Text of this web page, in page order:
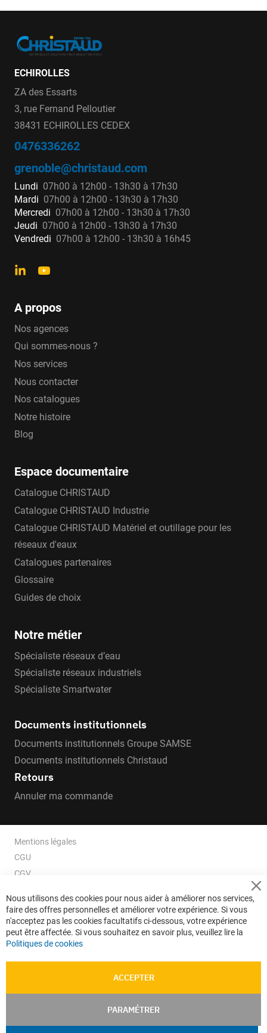
ECHIROLLES
ZA des Essarts
3, rue Fernand Pelloutier
38431 ECHIROLLES CEDEX
0476336262
grenoble@christaud.com
Lundi 07h00 à 12h00 - 13h30 à 17h30
Mardi 07h00 à 12h00 - 13h30 à 17h30
Mercredi 07h00 à 12h00 - 13h30 à 17h30
Jeudi 07h00 à 12h00 - 13h30 à 17h30
Vendredi 07h00 à 12h00 - 13h30 à 16h45
A propos
Nos agences
Qui sommes-nous ?
Nos services
Nous contacter
Nos catalogues
Notre histoire
Blog
Espace documentaire
Catalogue CHRISTAUD
Catalogue CHRISTAUD Industrie
Catalogue CHRISTAUD Matériel et outillage pour les
réseaux d'eaux
Catalogues partenaires
Glossaire
Guides de choix
Notre métier
Spécialiste réseaux d’eau
Spécialiste réseaux industriels
Spécialiste Smartwater
Documents institutionnels
Documents institutionnels Groupe SAMSE
Documents institutionnels Christaud
Retours
Annuler ma commande
Mentions légales
CGU
CGV
Données personnelles
Confidentialité
Plan du site
Nous utilisons des cookies pour nous aider à améliorer nos services,
faire des offres personnelles et améliorer votre expérience. Si vous
n'acceptez pas les cookies facultatifs ci-dessous, votre expérience
peut être affectée. Si vous souhaitez en savoir plus, veuillez lire la
Politiques de cookies
ACCEPTER
PARAMÉTRER